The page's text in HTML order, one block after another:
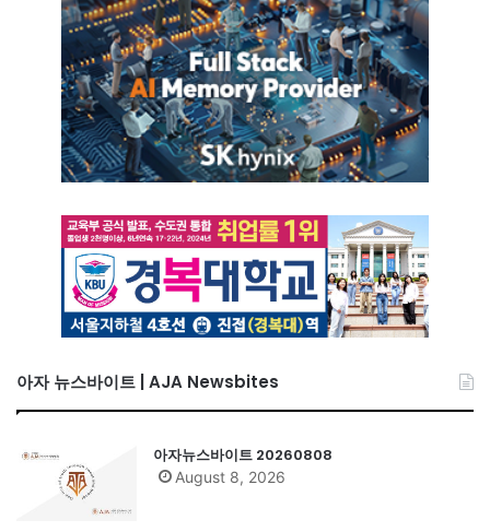
아자 뉴스바이트 | AJA Newsbites
아자뉴스바이트 20260808
August 8, 2026